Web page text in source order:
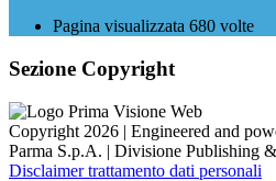
Pagina visualizzata 680 volte
Sezione Copyright
Copyright 2026 | Engineered and
Parma S.p.A. | Divisione Publishing
Disclaimer trattamento dati personali